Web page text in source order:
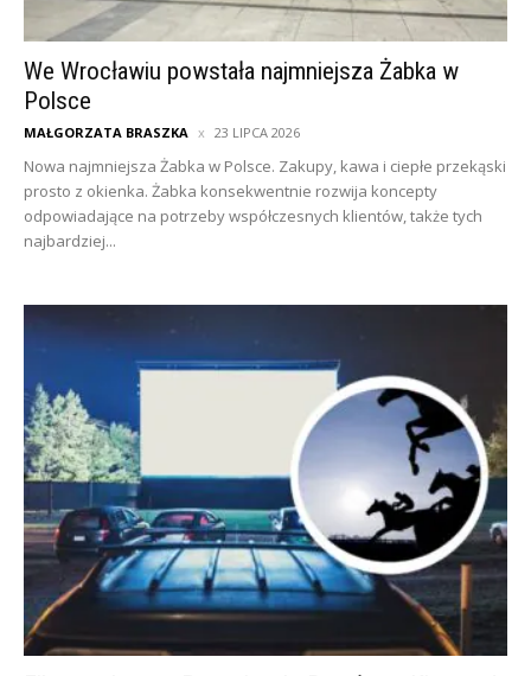
We Wrocławiu powstała najmniejsza Żabka w
Polsce
MAŁGORZATA BRASZKA 23 LIPCA 2026
Nowa najmniejsza Żabka w Polsce. Zakupy, kawa i ciepłe przekąski
prosto z okienka. Żabka konsekwentnie rozwija koncepty
odpowiadające na potrzeby współczesnych klientów, także tych
najbardziej...